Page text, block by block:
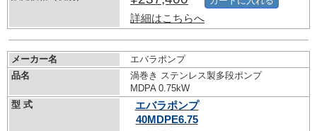
詳細はこちらへ
メーカー名
エバラポンプ
品名
渦巻き ステンレス製多段ポンプ
MDPA 0.75kW
型 式
エバラポンプ
40MDPE6.75